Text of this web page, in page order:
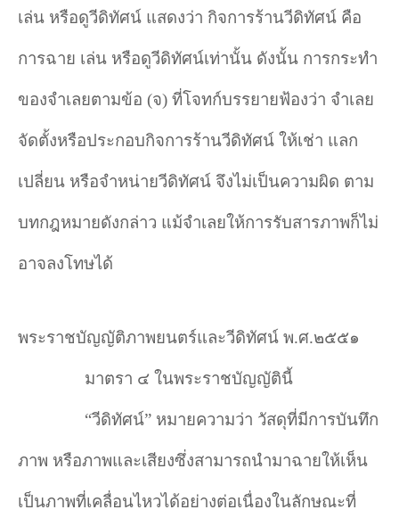
เล่น หรือดูวีดิทัศน์ แสดงว่า กิจการร้านวีดิทัศน์ คือ
การฉาย เล่น หรือดูวีดิทัศน์เท่านั้น ดังนั้น การกระทำ
ของจำเลยตามข้อ (จ) ที่โจทก์บรรยายฟ้องว่า จำเลย
จัดตั้งหรือประกอบกิจการร้านวีดิทัศน์ ให้เช่า แลก
เปลี่ยน หรือจำหน่ายวีดิทัศน์ จึงไม่เป็นความผิด ตาม
บทกฎหมายดังกล่าว แม้จำเลยให้การรับสารภาพก็ไม่
อาจลงโทษได้
พระราชบัญญัติภาพยนตร์และวีดิทัศน์ พ.ศ.๒๕๕๑
มาตรา ๔ ในพระราชบัญญัตินี้
“วีดิทัศน์” หมายความว่า วัสดุที่มีการบันทึก
ภาพ หรือภาพและเสียงซึ่งสามารถนำมาฉายให้เห็น
เป็นภาพที่เคลื่อนไหวได้อย่างต่อเนื่องในลักษณะที่